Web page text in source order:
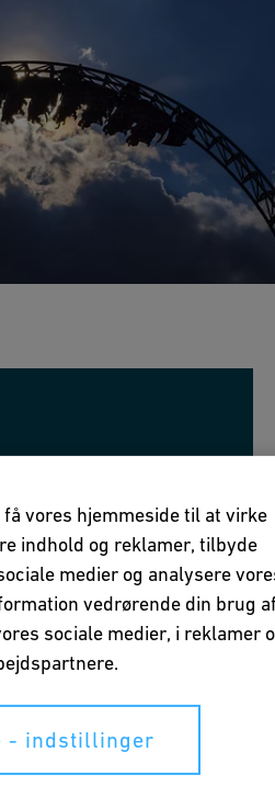
Installation af
i
er Europa-Park i Rust vokset
der dækker 950.000
vores hjemmeside til at virke
indhold og reklamer, tilbyde
medier og analysere
vedrørende din brug
sociale medier, i reklamer
- indstillinger